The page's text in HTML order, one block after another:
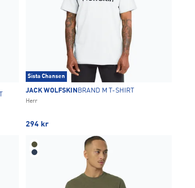
Sista Chansen
JACK WOLFSKIN BRAND M T-SHIRT
Herr
294 kr